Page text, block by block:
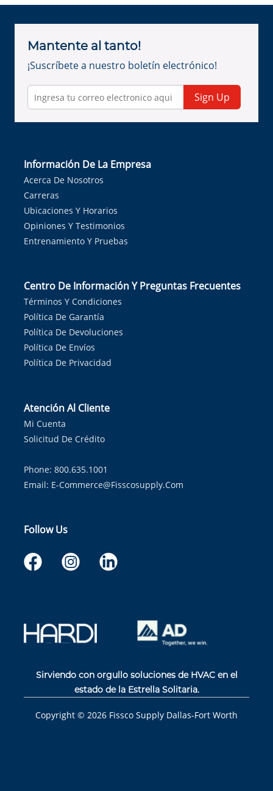
Mantente al tanto!
¡Suscríbete a nuestro boletín electrónico!
Sign Up
Información De La Empresa
Acerca De Nosotros
Carreras
Ubicaciones Y Horarios
Opiniones Y Testimonios
Entrenamiento Y Pruebas
Centro De Información Y Preguntas Frecuentes
Términos Y Condiciones
Política De Garantía
Política De Devoluciones
Política De Envíos
Política De Privacidad
Atención Al Cliente
Mi Cuenta
Solicitud De Crédito
Phone: 800.635.1001
Email: E-Commerce@fisscosupply.com
Follow Us
Sirviendo con orgullo soluciones de HVAC en el
estado de la Estrella Solitaria.
Copyright © 2026 Fissco Supply Dallas-Fort Worth